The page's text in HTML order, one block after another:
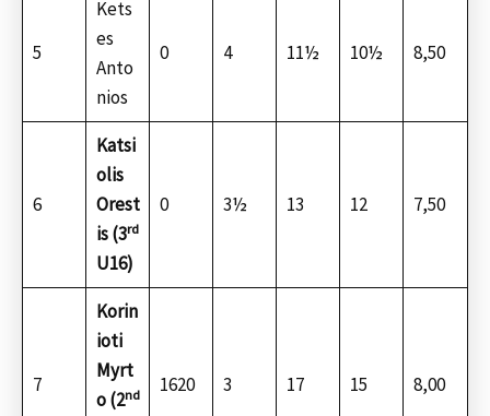
5
Kets
es
Anto
nios
0 4 11½ 10½ 8,50
6
Katsi
olis
Orest
is (3rd
U16)
0 3½ 13 12 7,50
7
Korin
ioti
Myrt
o (2nd 1620 3 17 15 8,00